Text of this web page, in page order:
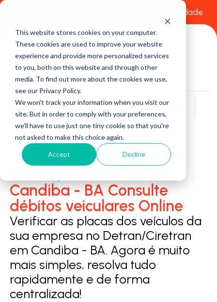
This website stores cookies on your computer.
These cookies are used to improve your website
experience and provide more personalized services
to you, both on this website and through other
media. To find out more about the cookies we use,
see our Privacy Policy.
We won't track your information when you visit our
site. But in order to comply with your preferences,
we'll have to use just one tiny cookie so that you're
not asked to make this choice again.
Accept Decline
Política de Privacidade
Buscar
Candiba - BA Consulte
débitos veiculares Online
Verificar as placas dos veículos da
sua empresa no Detran/Ciretran
em Candiba - BA. Agora é muito
mais simples, resolva tudo
rapidamente e de forma
centralizada!